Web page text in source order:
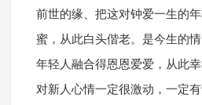
前世的缘、把这对钟爱一生的
蜜，从此白头偕老。是今生的
年轻人融合得恩恩爱爱，从此
对新人心情一定很激动，一定